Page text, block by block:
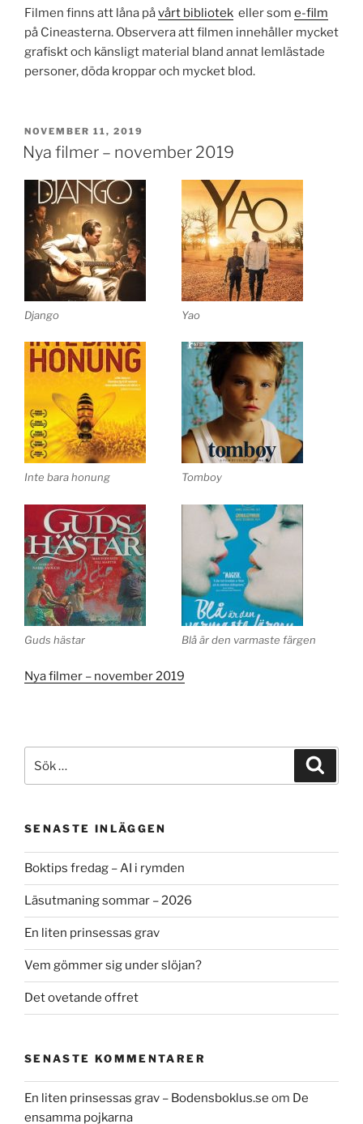
Filmen finns att låna påvårt bibliotek eller som e-film
på Cineasterna. Observera att filmen innehåller mycket
grafiskt och känsligt material bland annat lemlästade
personer, döda kroppar och mycket blod.
PUBLICERAT
NOVEMBER 11, 2019
Nya filmer – november 2019
Django Yao
Inte bara honung Tomboy
Guds hästar Blå är den varmaste färgen
Nya filmer – november 2019
efter:
SENASTE INLÄGGEN
Boktips fredag – AI i rymden
Läsutmaning sommar – 2026
En liten prinsessas grav
Vem gömmer sig under slöjan?
Det ovetande offret
SENASTE KOMMENTARER
En liten prinsessas grav – Bodensboklus.se om De
ensamma pojkarna